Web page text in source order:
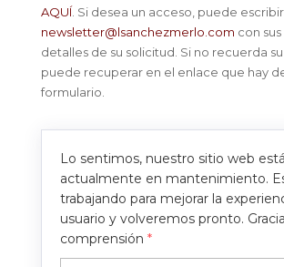
AQUÍ. Si desea un acceso, puede
newsletter@lsanchezmerlo.com con
detalles de su solicitud. Si no recuerda
puede recuperar en el enlace que hay
formulario.
Lo sentimos, nuestro sitio web está
actualmente en mantenimiento.
trabajando para mejorar la
usuario y volveremos pronto.
comprensión *